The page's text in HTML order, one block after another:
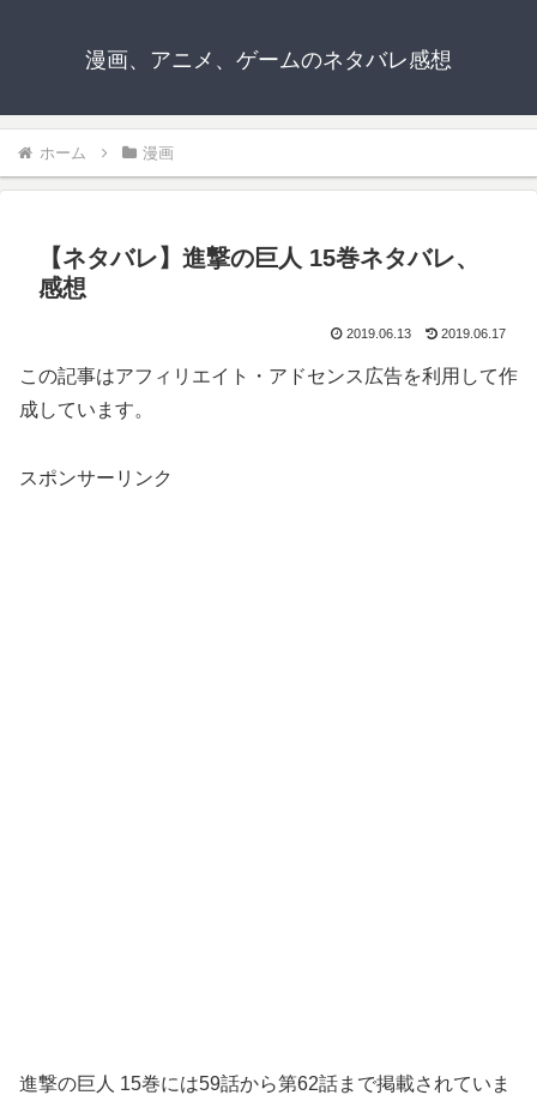
漫画、アニメ、ゲームのネタバレ感想
ホーム 漫画
【ネタバレ】進撃の巨人 15巻ネタバレ、
感想
2019.06.13 2019.06.17
この記事はアフィリエイト・アドセンス広告を利用して作
成しています。
スポンサーリンク
進撃の巨人 15巻には59話から第62話まで掲載されていま